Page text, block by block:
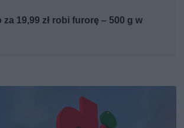
za 19,99 zł robi furorę – 500 g w